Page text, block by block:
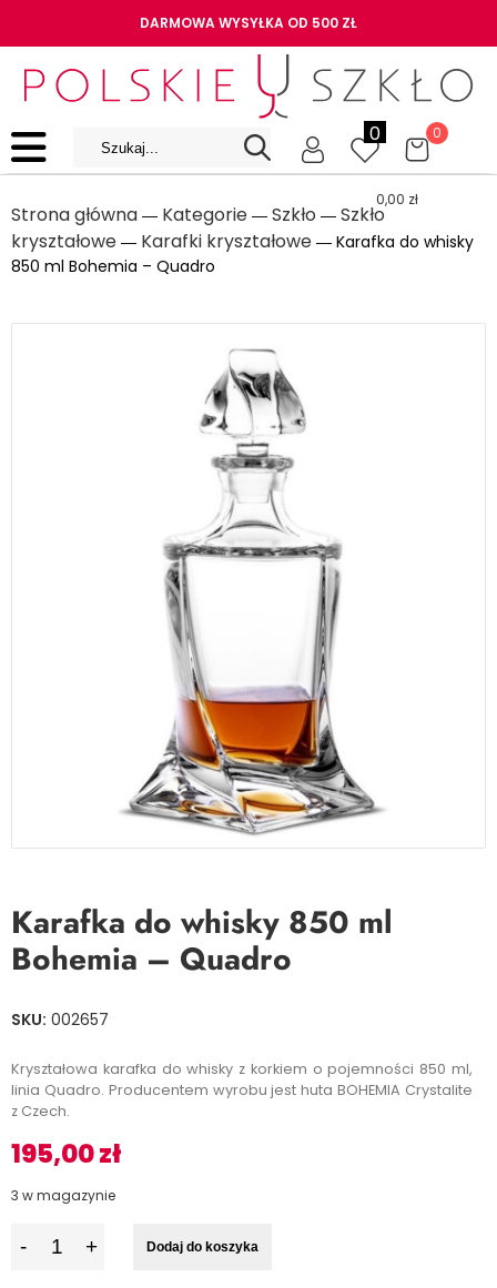
DARMOWA WYSYŁKA OD 500 ZŁ
0 0
0,00 zł
Strona główna ― Kategorie ― Szkło ― Szkło
kryształowe ― Karafki kryształowe ― Karafka do whisky
850 ml Bohemia – Quadro
Karafka do whisky 850 ml
Bohemia – Quadro
SKU: 002657
Kryształowa karafka do whisky z korkiem o pojemności 850 ml,
linia Quadro. Producentem wyrobu jest huta BOHEMIA Crystalite
z Czech.
195,00zł
3 w magazynie
Dodaj do koszyka